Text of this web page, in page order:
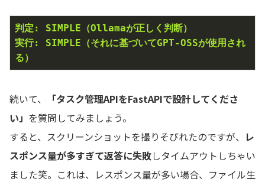
判定: SIMPLE（Ollamaが正しく判断）
実行: SIMPLE（それに基づいてGPT-OSSが使用され
る）
続いて、
「タスク管理APIをFastAPIで設計してくださ
い」 を質問してみましょう。
すると、スクリーンショットを撮りそびれたのですが、 レ
スポンス量が多すぎて返答に失敗しタイムアウトしちゃい
ました笑。これは、レスポンス量が多い場合、ファイル生